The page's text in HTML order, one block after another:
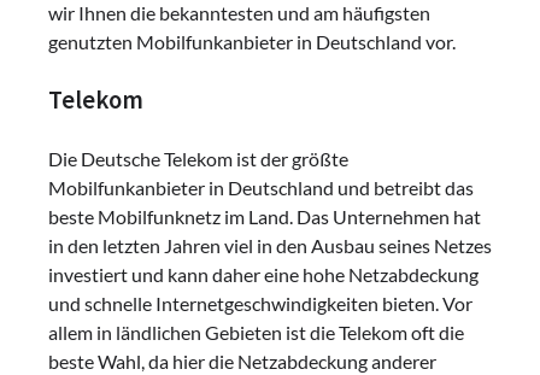
wir Ihnen die bekanntesten und am häufigsten
genutzten Mobilfunkanbieter in Deutschland vor.
Telekom
Die Deutsche Telekom ist der größte
Mobilfunkanbieter in Deutschland und betreibt das
beste Mobilfunknetz im Land. Das Unternehmen hat
in den letzten Jahren viel in den Ausbau seines Netzes
investiert und kann daher eine hohe Netzabdeckung
und schnelle Internetgeschwindigkeiten bieten. Vor
allem in ländlichen Gebieten ist die Telekom oft die
beste Wahl, da hier die Netzabdeckung anderer